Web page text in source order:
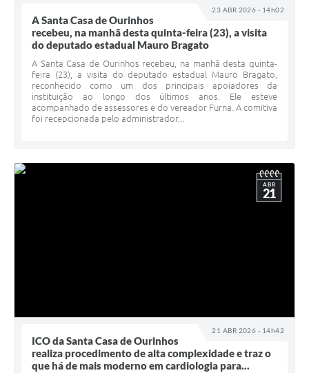
23 ABR 2026 - 14h02
A Santa Casa de Ourinhos
recebeu, na manhã desta quinta-feira (23), a visita
do deputado estadual Mauro Bragato
A Santa Casa de Ourinhos recebeu, na manhã desta quinta-
feira (23), a visita do deputado estadual Mauro Bragato,
reconhecido como um dos principais apoiadores da
instituição ao longo dos últimos anos. Ele esteve
acompanhado de assessores e do vereador Furna. A comitiva
foi recepcionada pelo administrador...
21 ABR 2026 - 14h42
ABR
21
ICO da Santa Casa de Ourinhos
realiza procedimento de alta complexidade e traz o
que há de mais moderno em cardiologia para...